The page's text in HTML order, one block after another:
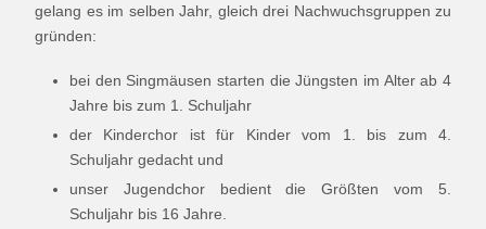
gelang es im selben Jahr, gleich drei Nachwuchsgruppen zu
gründen:
bei den Singmäusen starten die Jüngsten im Alter ab 4
Jahre bis zum 1. Schuljahr
der Kinderchor ist für Kinder vom 1. bis zum 4.
Schuljahr gedacht und
unser Jugendchor bedient die Größten vom 5.
Schuljahr bis 16 Jahre.